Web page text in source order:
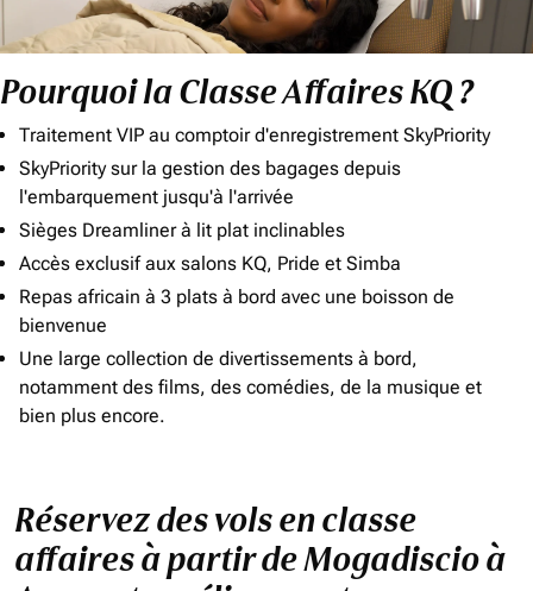
Pourquoi la Classe Affaires KQ ?
Traitement VIP au comptoir d'enregistrement SkyPriority
SkyPriority sur la gestion des bagages depuis
l'embarquement jusqu'à l'arrivée
Sièges Dreamliner à lit plat inclinables
Accès exclusif aux salons KQ, Pride et Simba
Repas africain à 3 plats à bord avec une boisson de
bienvenue
Une large collection de divertissements à bord,
notamment des films, des comédies, de la musique et
bien plus encore.
Réservez des vols en classe
affaires à partir de Mogadiscio à